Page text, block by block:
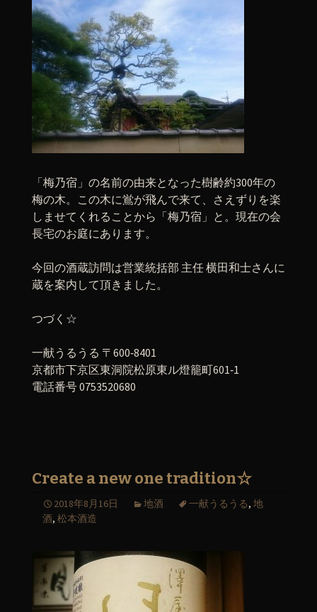
「梅乃宿」の名前の由来となった樹齢約300年の
梅の木。この木に鴬が飛んで来て、さえずりを楽
しませてくれることから「梅乃宿」と。現在の会
長宅のお庭にあります。
今回の酒蔵訪問は営業統括部 主任 横田和士さんに
蔵を案内して頂きました。
つづく☆
一献うるうる 〒600‐8401
京都市下京区東洞院松原東ル燈籠町601‐1
電話番号 0753520680
Create a new one tradition☆
2018年8月16日 地酒 一献うるうる, 地
酒, 松本酒造